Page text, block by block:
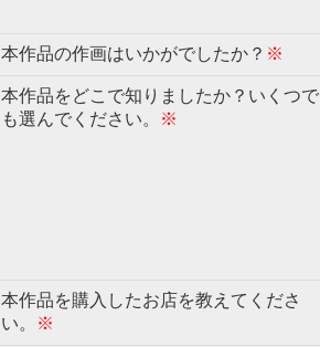
本作品の作画はいかがでしたか？ ※
本作品をどこで知りましたか？いくつで
も選んでください。
※
本作品を購入したお店を教えてくださ
い。
※